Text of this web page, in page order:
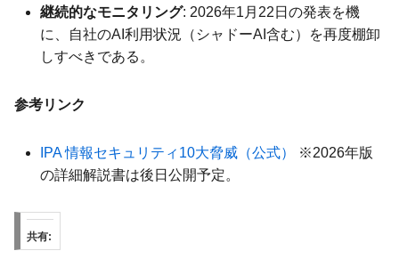
継続的なモニタリング: 2026年1月22日の発表を機
に、自社のAI利用状況（シャドーAI含む）を再度棚卸
しすべきである。
参考リンク
IPA 情報セキュリティ10大脅威（公式）
※2026年版
の詳細解説書は後日公開予定。
共有: